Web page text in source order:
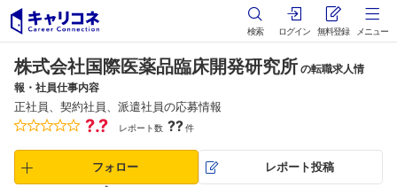
検索 ログイン 無料登録 メニュー
株式会社国際医薬品臨床開発研究所 の転職求人情
報・社員仕事内容
正社員、契約社員、派遣社員の応募情報
?.? レポート数 ??件
フォロー レポート投稿